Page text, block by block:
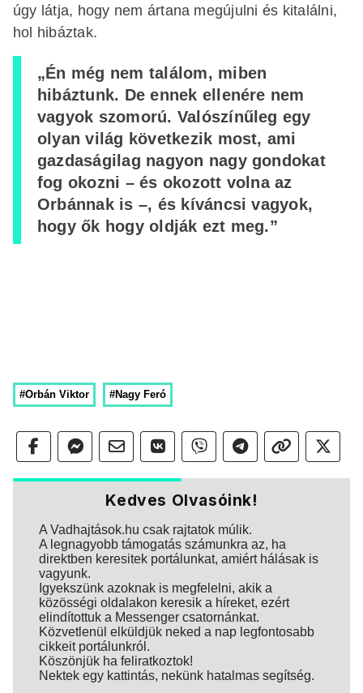
úgy látja, hogy nem ártana megújulni és kitalálni,
hol hibáztak.
„Én még nem találom, miben
hibáztunk. De ennek ellenére nem
vagyok szomorú. Valószínűleg egy
olyan világ következik most, ami
gazdaságilag nagyon nagy gondokat
fog okozni – és okozott volna az
Orbánnak is –, és kíváncsi vagyok,
hogy ők hogy oldják ezt meg.”
#Orbán Viktor #Nagy Feró
Kedves Olvasóink!
A Vadhajtások.hu csak rajtatok múlik.
A legnagyobb támogatás számunkra az, ha
direktben keresitek portálunkat, amiért hálásak is
vagyunk.
Igyekszünk azoknak is megfelelni, akik a
közösségi oldalakon keresik a híreket, ezért
elindítottuk a Messenger csatornánkat.
Közvetlenül elküldjük neked a nap legfontosabb
cikkeit portálunkról.
Köszönjük ha feliratkoztok!
Nektek egy kattintás, nekünk hatalmas segítség.